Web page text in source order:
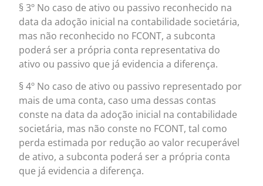
§ 3º No caso de ativo ou passivo reconhecido na
data da adoção inicial na contabilidade societária,
mas não reconhecido no FCONT, a subconta
poderá ser a própria conta representativa do
ativo ou passivo que já evidencia a diferença.
§ 4º No caso de ativo ou passivo representado por
mais de uma conta, caso uma dessas contas
conste na data da adoção inicial na contabilidade
societária, mas não conste no FCONT, tal como
perda estimada por redução ao valor recuperável
de ativo, a subconta poderá ser a própria conta
que já evidencia a diferença.